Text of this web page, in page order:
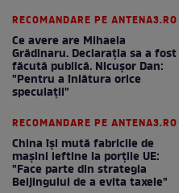
RECOMANDARE PE ANTENA3.RO
Ce avere are Mihaela
Grădinaru. Declarația sa a fost
făcută publică. Nicușor Dan:
"Pentru a înlătura orice
speculații"
RECOMANDARE PE ANTENA3.RO
China își mută fabricile de
mașini ieftine la porțile UE:
"Face parte din strategia
Beijingului de a evita taxele"